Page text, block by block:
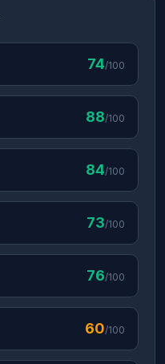
74/100
88/100
84/100
73/100
76/100
60/100